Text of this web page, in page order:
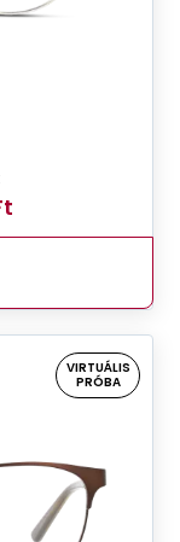
VIRTUÁLIS
PRÓBA